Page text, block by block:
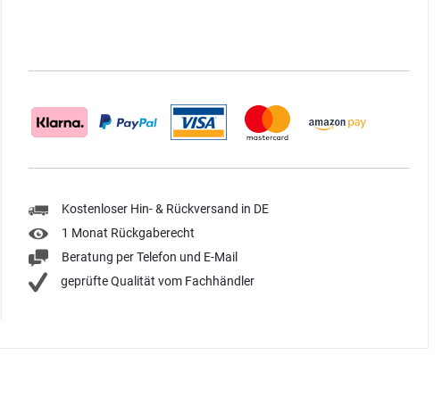
Kostenloser Hin- & Rückversand in DE
1 Monat Rückgaberecht
Beratung per Telefon und E-Mail
geprüfte Qualität vom Fachhändler